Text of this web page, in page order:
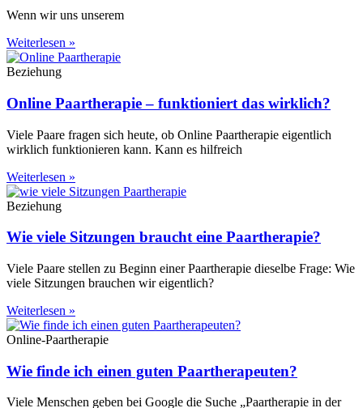
Wenn wir uns unserem
Weiterlesen »
Beziehung
Online Paartherapie – funktioniert das wirklich?
Viele Paare fragen sich heute, ob Online Paartherapie eigentlich
wirklich funktionieren kann. Kann es hilfreich
Weiterlesen »
Beziehung
Wie viele Sitzungen braucht eine Paartherapie?
Viele Paare stellen zu Beginn einer Paartherapie dieselbe Frage: Wie
viele Sitzungen brauchen wir eigentlich?
Weiterlesen »
Online-Paartherapie
Wie finde ich einen guten Paartherapeuten?
Viele Menschen geben bei Google die Suche „Paartherapie in der